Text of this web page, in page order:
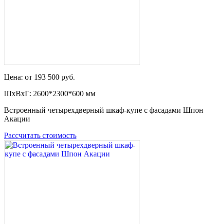
Цена: от 193 500 руб.
ШxВxГ: 2600*2300*600 мм
Встроенный четырехдверный шкаф-купе с фасадами Шпон
Акации
Рассчитать стоимость